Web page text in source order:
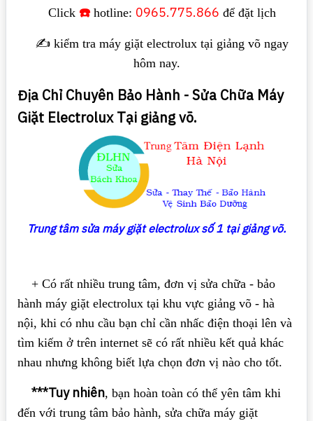
Click ☎️hotline: 0965.775.866 để đặt lịch
✍️ kiểm tra máy giặt electrolux tại giảng võ ngay
hôm nay.
Địa Chỉ Chuyên Bảo Hành - Sửa Chữa Máy
Giặt Electrolux Tại giảng võ.
Trung tâm sửa máy giặtelectrolux số 1 tại giảng võ.
+ Có rất nhiều trung tâm, đơn vị sửa chữa - bảo
hành máy giặt electrolux tại khu vực giảng võ - hà
nội, khi có nhu cầu bạn chỉ cần nhấc điện thoại lên và
tìm kiếm ở trên internet sẽ có rất nhiều kết quả khác
nhau nhưng không biết lựa chọn đơn vị nào cho tốt.
***Tuy nhiên, bạn hoàn toàn có thể yên tâm khi
đến với trung tâm bảo hành, sửa chữa máy giặt